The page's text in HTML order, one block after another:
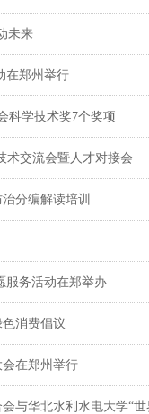
未来
在郑州举行
科学技术奖7个奖项
术交流会暨人才对接会
分编解读培训
务活动在郑举办
消费倡议
在郑州举行
与华北水利水电大学“世